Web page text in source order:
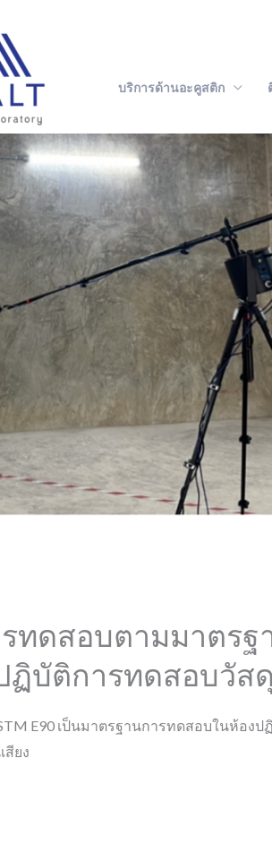
บริการด้านอะคูสติก
ทดสอบตามมาตรฐ
ฏิบัติการทดสอบวัสดุ
E90 เป็นมาตรฐานการทดสอบในห้องป
สียง